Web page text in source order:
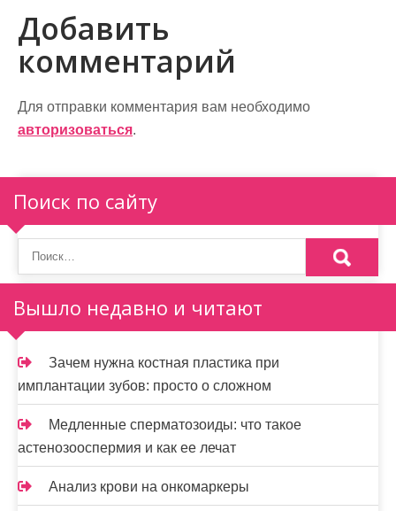
и
г
а
ц
я
п
о
з
а
п
и
с
я
м
Добавить
комментарий
Для отправки комментария вам необходимо
авторизоваться.
Поиск по сайту
Вышло недавно и читают
Зачем нужна костная пластика при
имплантации зубов: просто о сложном
Медленные сперматозоиды: что такое
астенозооспермия и как ее лечат
Анализ крови на онкомаркеры